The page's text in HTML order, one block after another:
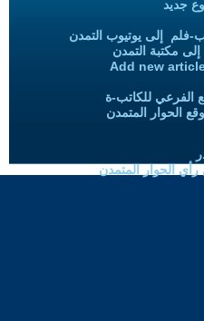
جديد
فلم إلى يوتيوب التمدن
مكتبة التمدن
Add new
الفرعي للكاتب-ة
الحوار المتمدن
الحوار المتمدن